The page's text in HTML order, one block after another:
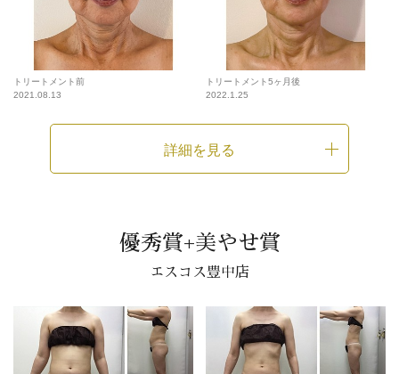
トリートメント前
2021.08.13
トリートメント5ヶ月後
2022.1.25
詳細を見る
優秀賞+美やせ賞
エスコス豊中店